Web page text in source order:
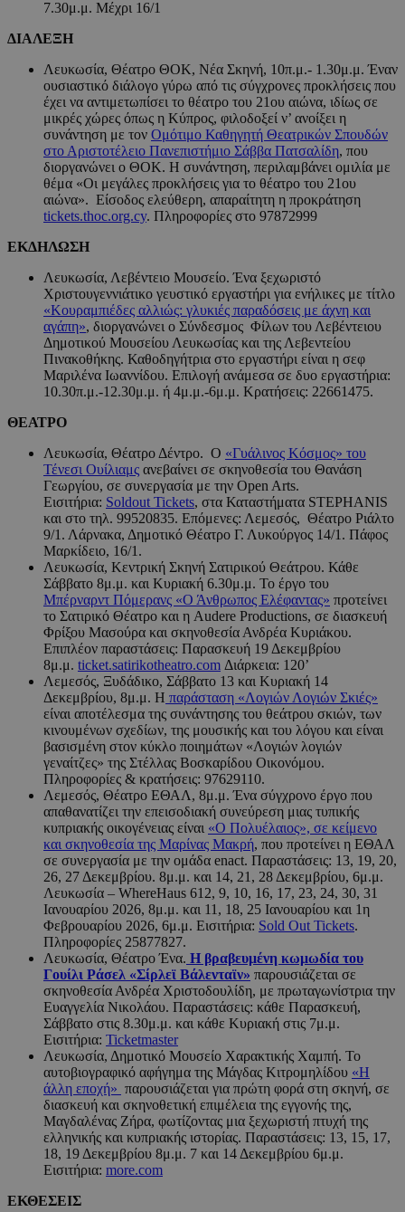
7.30μ.μ. Μέχρι 16/1
ΔΙΑΛΕΞΗ
Λευκωσία, Θέατρο ΘΟΚ, Νέα Σκηνή, 10π.μ.- 1.30μ.μ. Έναν
ουσιαστικό διάλογο γύρω από τις σύγχρονες προκλήσεις που
έχει να αντιμετωπίσει το θέατρο του 21ου αιώνα, ιδίως σε
μικρές χώρες όπως η Κύπρος, φιλοδοξεί ν’ ανοίξει η
συνάντηση με τον Ομότιμο Καθηγητή Θεατρικών Σπουδών
στο Αριστοτέλειο Πανεπιστήμιο Σάββα Πατσαλίδη, που
διοργανώνει ο ΘΟΚ. Η συνάντηση, περιλαμβάνει ομιλία με
θέμα «Οι μεγάλες προκλήσεις για το θέατρο του 21ου
αιώνα». Είσοδος ελεύθερη, απαραίτητη η προκράτηση
tickets.thoc.org.cy. Πληροφορίες στο 97872999
ΕΚΔΗΛΩΣΗ
Λευκωσία, Λεβέντειο Μουσείο. Ένα ξεχωριστό
Χριστουγεννιάτικο γευστικό εργαστήρι για ενήλικες με τίτλο
«Κουραμπιέδες αλλιώς: γλυκιές παραδόσεις με άχνη και
αγάπη», διοργανώνει ο Σύνδεσμος Φίλων του Λεβέντειου
Δημοτικού Μουσείου Λευκωσίας και της Λεβεντείου
Πινακοθήκης. Καθοδηγήτρια στο εργαστήρι είναι η σεφ
Μαριλένα Ιωαννίδου. Επιλογή ανάμεσα σε δυο εργαστήρια:
10.30π.μ.-12.30μ.μ. ή 4μ.μ.-6μ.μ. Κρατήσεις: 22661475.
ΘΕΑΤΡΟ
Λευκωσία, Θέατρο Δέντρο. Ο «Γυάλινος Κόσμος» του
Τένεσι Ουίλιαμς ανεβαίνει σε σκηνοθεσία του Θανάση
Γεωργίου, σε συνεργασία με την Open Arts.
Εισιτήρια: Soldout Tickets, στα Καταστήματα STEPHANIS
και στο τηλ. 99520835. Επόμενες: Λεμεσός, Θέατρο Ριάλτο
9/1. Λάρνακα, Δημοτικό Θέατρο Γ. Λυκούργος 14/1. Πάφος
Μαρκίδειο, 16/1.
Λευκωσία, Κεντρική Σκηνή Σατιρικού Θεάτρου. Κάθε
Σάββατο 8μ.μ. και Κυριακή 6.30μ.μ. Το έργο του
Μπέρναρντ Πόμερανς «Ο Άνθρωπος Ελέφαντας» προτείνει
το Σατιρικό Θέατρο και η Audere Productions, σε διασκευή
Φρίξου Μασούρα και σκηνοθεσία Ανδρέα Κυριάκου.
Επιπλέον παραστάσεις: Παρασκευή 19 Δεκεμβρίου
8μ.μ. ticket.satirikotheatro.com Διάρκεια: 120’
Λεμεσός, Ξυδάδικο, Σάββατο 13 και Κυριακή 14
Δεκεμβρίου, 8μ.μ. Η παράσταση «Λογιών Λογιών Σκιές»
είναι αποτέλεσμα της συνάντησης του θεάτρου σκιών, των
κινουμένων σχεδίων, της μουσικής και του λόγου και είναι
βασισμένη στον κύκλο ποιημάτων «Λογιών λογιών
γεναίτζες» της Στέλλας Βοσκαρίδου Οικονόμου.
Πληροφορίες & κρατήσεις: 97629110.
Λεμεσός, Θέατρο ΕΘΑΛ, 8μ.μ. Ένα σύγχρονο έργο που
απαθανατίζει την επεισοδιακή συνεύρεση μιας τυπικής
κυπριακής οικογένειας είναι «Ο Πολυέλαιος», σε κείμενο
και σκηνοθεσία της Μαρίνας Μακρή, που προτείνει η ΕΘΑΛ
σε συνεργασία με την ομάδα enact. Παραστάσεις: 13, 19, 20,
26, 27 Δεκεμβρίου. 8μ.μ. και 14, 21, 28 Δεκεμβρίου, 6μ.μ.
Λευκωσία – WhereHaus 612, 9, 10, 16, 17, 23, 24, 30, 31
Ιανουαρίου 2026, 8μ.μ. και 11, 18, 25 Ιανουαρίου και 1η
Φεβρουαρίου 2026, 6μ.μ. Εισιτήρια: Sold Out Tickets.
Πληροφορίες 25877827.
Λευκωσία, Θέατρο Ένα. Η βραβευμένη κωμωδία του
Γουίλι Ράσελ «Σίρλεϊ Βάλενταϊν» παρουσιάζεται σε
σκηνοθεσία Ανδρέα Χριστοδουλίδη, με πρωταγωνίστρια την
Ευαγγελία Νικολάου. Παραστάσεις: κάθε Παρασκευή,
Σάββατο στις 8.30μ.μ. και κάθε Κυριακή στις 7μ.μ.
Εισιτήρια: Ticketmaster
Λευκωσία, Δημοτικό Μουσείο Χαρακτικής Χαμπή. Το
αυτοβιογραφικό αφήγημα της Μάγδας Κιτρομηλίδου «Η
άλλη εποχή» παρουσιάζεται για πρώτη φορά στη σκηνή, σε
διασκευή και σκηνοθετική επιμέλεια της εγγονής της,
Μαγδαλένας Ζήρα, φωτίζοντας μια ξεχωριστή πτυχή της
ελληνικής και κυπριακής ιστορίας. Παραστάσεις: 13, 15, 17,
18, 19 Δεκεμβρίου 8μ.μ. 7 και 14 Δεκεμβρίου 6μ.μ.
Εισιτήρια: more.com
ΕΚΘΕΣΕΙΣ